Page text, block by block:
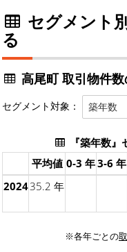
セグメント
る
高尾町 取引物件
セグメント対象： 築年数
『築年数
平均値 0-3 年3-6 年
202435.2 年
※各年ごとの